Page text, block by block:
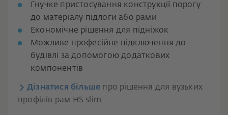
Гнучке пристосування конструкції порогу
до матеріалу підлоги або рами
Економічне рішення для підніжок
Можливе професійне підключення до
будівлі за допомогою додаткових
компонентів
Дізнатися більше про рішення для вузьких
профілів рам HS slim